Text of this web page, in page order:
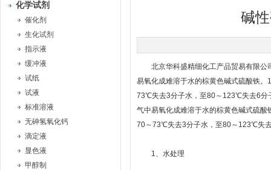
化学试剂
催化剂
生化试剂
指示液
缓冲液
试纸
试液
标准溶液
无砷氢氧化钙
滴定液
显色液
甲醇制
碱
北京华科盛精细化工产品贸易有限公
易氧化成难溶于水的棕黄色碱式硫酸铁
73℃失去3分子水，至80～123℃失去6分
气中易氧化成难溶于水的棕黄色碱式硫
70～73℃失去3分子水，至80～123℃失
1、水处理